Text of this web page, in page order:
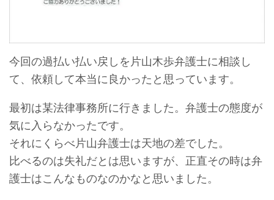
今回の過払い払い戻しを片山木歩弁護士に相談し
て、依頼して本当に良かったと思っています。
最初は某法律事務所に行きました。弁護士の態度が
気に入らなかったです。
それにくらべ片山弁護士は天地の差でした。
比べるのは失礼だとは思いますが、正直その時は弁
護士はこんなものなのかなと思いました。